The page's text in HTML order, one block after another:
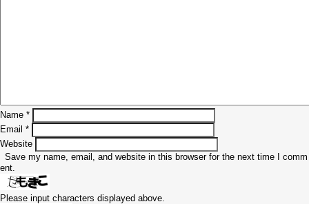
Name *
Email *
Website
Save my name, email, and website in this browser for the next time I comm
ent.
Please input characters displayed above.